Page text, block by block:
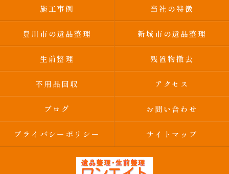
施工事例 当社の特徴
豊川市の遺品整理 新城市の遺品整理
生前整理 残置物撤去
不用品回収 アクセス
ブログ お問い合わせ
プライバシーポリシー サイトマップ